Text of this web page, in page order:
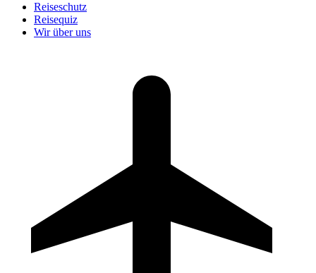
Reiseschutz
Reisequiz
Wir über uns